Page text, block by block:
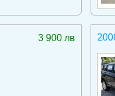
3 900 лв